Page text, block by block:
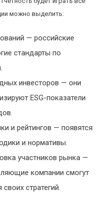
можно выделить:
— российские
стандарты по
инвесторов — они
ESG-показатели
и рейтингов — появятся
и нормативы.
участников рынка —
компании смогут
стратегий.